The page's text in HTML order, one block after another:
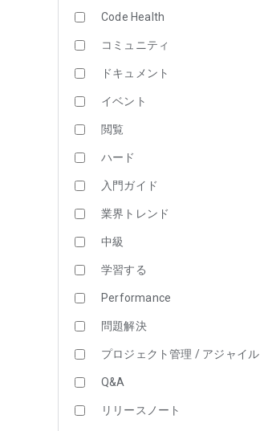
Code Health
コミュニティ
ドキュメント
イベント
閲覧
ハード
入門ガイド
業界トレンド
中級
学習する
Performance
問題解決
プロジェクト管理 / アジャイル
Q&A
リリースノート